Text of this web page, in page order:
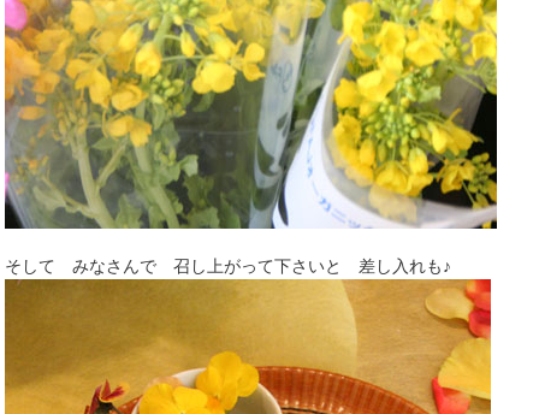
そして みなさんで 召し上がって下さいと 差し入れも♪